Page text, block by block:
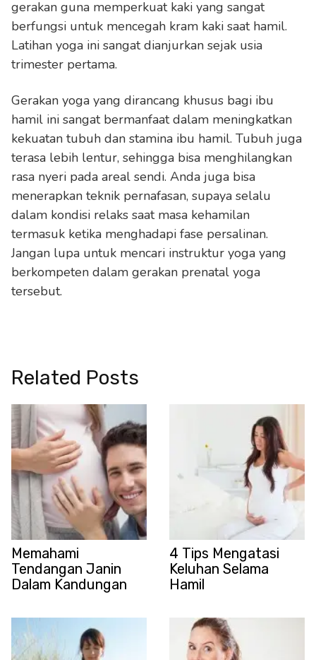
gerakan guna memperkuat kaki yang sangat
berfungsi untuk mencegah kram kaki saat hamil.
Latihan yoga ini sangat dianjurkan sejak usia
trimester pertama.
Gerakan yoga yang dirancang khusus bagi ibu
hamil ini sangat bermanfaat dalam meningkatkan
kekuatan tubuh dan stamina ibu hamil. Tubuh juga
terasa lebih lentur, sehingga bisa menghilangkan
rasa nyeri pada areal sendi. Anda juga bisa
menerapkan teknik pernafasan, supaya selalu
dalam kondisi relaks saat masa kehamilan
termasuk ketika menghadapi fase persalinan.
Jangan lupa untuk mencari instruktur yoga yang
berkompeten dalam gerakan prenatal yoga
tersebut.
Related Posts
Memahami
Tendangan Janin
Dalam Kandungan
4 Tips Mengatasi
Keluhan Selama
Hamil